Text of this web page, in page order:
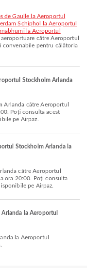
Schiphol la Aeroportul
la Aeroportul
către Aeroportul
convenabile pentru călătoria
Stockholm Arlanda
Poți consulta acest
pe Airpaz.
Stockholm Arlanda la
ora 20:00. Poți consulta
pe Airpaz.
la Aeroportul